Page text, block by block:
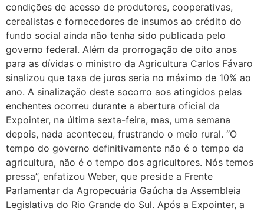
condições de acesso de produtores, cooperativas,
cerealistas e fornecedores de insumos ao crédito do
fundo social ainda não tenha sido publicada pelo
governo federal. Além da prorrogação de oito anos
para as dívidas o ministro da Agricultura Carlos Fávaro
sinalizou que taxa de juros seria no máximo de 10% ao
ano. A sinalização deste socorro aos atingidos pelas
enchentes ocorreu durante a abertura oficial da
Expointer, na última sexta-feira, mas, uma semana
depois, nada aconteceu, frustrando o meio rural. “O
tempo do governo definitivamente não é o tempo da
agricultura, não é o tempo dos agricultores. Nós temos
pressa”, enfatizou Weber, que preside a Frente
Parlamentar da Agropecuária Gaúcha da Assembleia
Legislativa do Rio Grande do Sul. Após a Expointer, a